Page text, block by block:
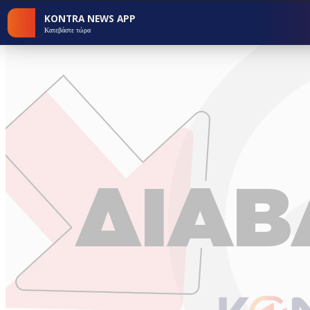
KONTRA NEWS APP
Κατεβάστε τώρα